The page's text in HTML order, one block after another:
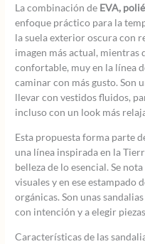
La combinación de EVA,
enfoque práctico para la
la suela exterior oscura con
imagen más actual, mientras
confortable, muy en la línea
caminar con más gusto. Son
llevar con vestidos fluidos,
incluso con un look más
Esta propuesta forma parte
una línea inspirada en la
belleza de lo esencial. Se
visuales y en ese estampado
orgánicas. Son unas
con intención y a elegir
Características de las